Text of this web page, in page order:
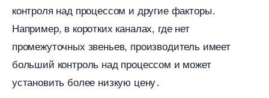
контроля над процессом и другие факторы․
Например, в коротких каналах, где нет
промежуточных звеньев, производитель имеет
ольший контроль над процессом и может
установить более низкую цену․